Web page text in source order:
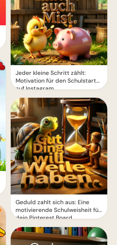
Jeder kleine Schritt zählt:
Motivation für den Schulstart
auf Instagram.
Geduld zahlt sich aus: Eine
motivierende Schulweisheit für
dein Pinterest Board